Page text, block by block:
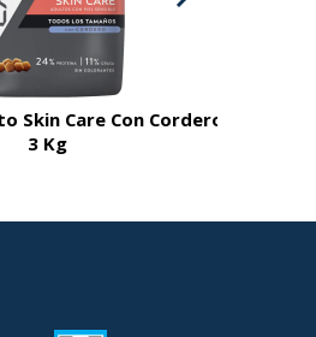
Skin Care Con Cordero
3 Kg